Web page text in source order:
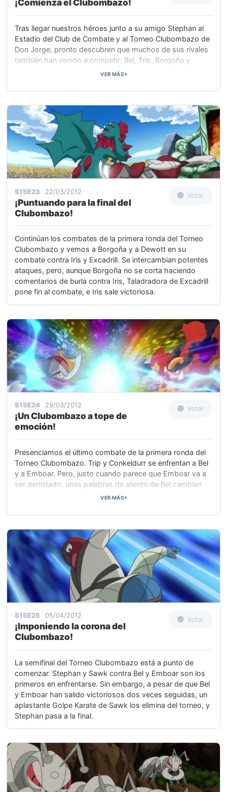
¡Comienza el Clubombazo!
Tras llegar nuestros héroes junto a su amigo Stephan al
Estadio del Club de Combate y al Torneo Clubombazo de
Don Jorge, pronto descubren que muchos de sus rivales
también han venido a competir: Bel, Trip, Borgoña y
Georgia. Al comenzar la primera ronda, Stephan se
verdaderamente temible, pero el Sawk de Stephan es
VER MÁS
S15E23 22/03/2012
¡Puntuando para la final del
Clubombazo!
Votar
Continúan los combates de la primera ronda del Torneo
Clubombazo y vemos a Borgoña y a Dewott en su
combate contra Iris y Excadrill. Se intercambian potentes
ataques, pero, aunque Borgoña no se corta haciendo
comentarios de burla contra Iris, Taladradora de Excadrill
pone fin al combate, e Iris sale victoriosa.
S15E24 29/03/2012
¡Un Clubombazo a tope de
emoción!
Votar
Presenciamos el último combate de la primera ronda del
Torneo Clubombazo. Trip y Conkeldurr se enfrentan a Bel
y a Emboar. Pero, justo cuando parece que Emboar va a
ser derrotado, unas palabras de aliento de Bel cambian
las cosas, y ella pasa a las semifinales. Los ocho
de las semifinales son Stephan contra Millo, Betty contra
VER MÁS
S15E25 05/04/2012
¡Imponiendo la corona del
Clubombazo!
Votar
La semifinal del Torneo Clubombazo está a punto de
comenzar. Stephan y Sawk contra Bel y Emboar son los
primeros en enfrentarse. Sin embargo, a pesar de que Bel
y Emboar han salido victoriosos dos veces seguidas, un
aplastante Golpe Karate de Sawk los elimina del torneo, y
Stephan pasa a la final.